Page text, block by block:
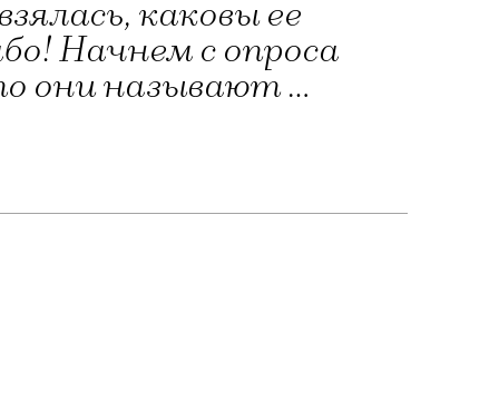
каковы ее
Начнем с опроса
они называют …